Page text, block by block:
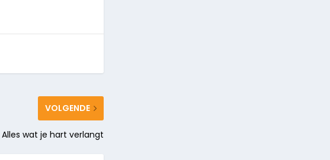
VOLGENDE
Alles wat je hart verlangt